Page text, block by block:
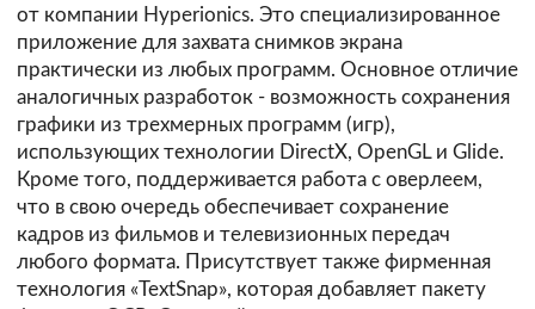
от компании Hyperionics. Это специализированное
приложение для захвата снимков экрана
практически из любых программ. Основное отличие
аналогичных разработок - возможность сохранения
графики из трехмерных программ (игр),
использующих технологии DirectX, OpenGL и Glide.
Кроме того, поддерживается работа с оверлеем,
что в свою очередь обеспечивает сохранение
кадров из фильмов и телевизионных передач
любого формата. Присутствует также фирменная
технология «TextSnap», которая добавляет пакету